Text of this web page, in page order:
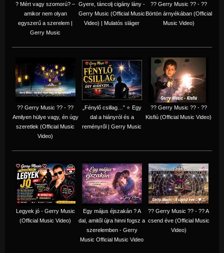
? Mért vagy szomorú? –
amikor nem olyan
egyszerű a szerelem |
Gerry Music
Gyere, táncolj cigány lány -
Gerry Music (Official Music
Video) | Mulatós sláger
?? Gerry Music ?? - ??
Börtön árnyékában (Official
Music Video)
?? Gerry Music ?? - ??
Amilyen hülye vagy, én úgy
szeretlek (Official Music
Video)
„Fénylő csillag…” ⭐ Egy
dal a hiányról és a
reményről | Gerry Music
?? Gerry Music ?? - ??
Kisfiú (Official Music Video)
Legyek jó - Gerry Music
(Official Music Video)
Egy május éjszakán ? A
dal, amitől újra hinni fogsz a
szerelemben - Gerry
Music Official Music Video
?? Gerry Music ?? - ?? A
csend éve (Official Music
Video)